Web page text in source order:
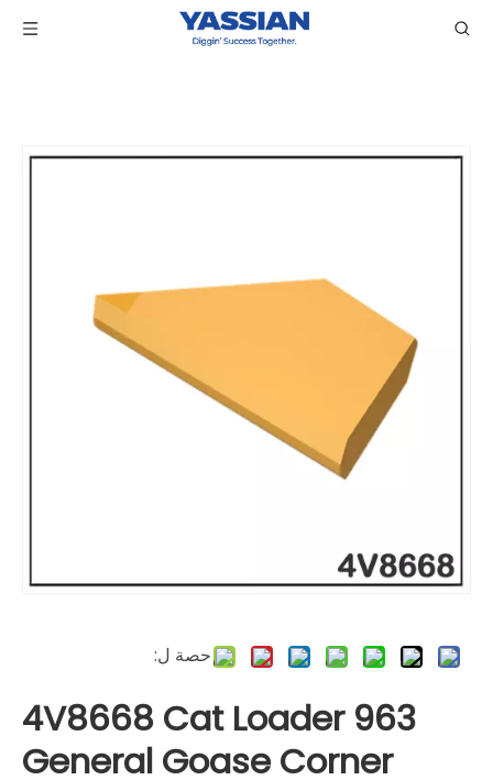
حصة ل:
4V8668 Cat Loader 963
General Goase Corner